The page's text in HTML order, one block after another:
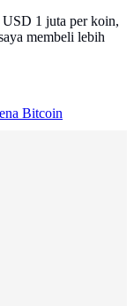
1 juta per koin,
membeli lebih
Bitcoin